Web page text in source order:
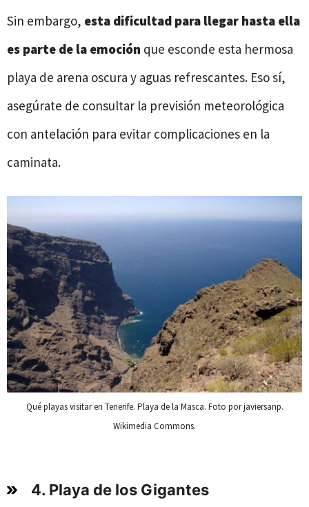
Sin embargo, esta dificultad para llegar hasta ella
es parte de la emoción que esconde esta hermosa
playa de arena oscura y aguas refrescantes. Eso sí,
asegúrate de consultar la previsión meteorológica
con antelación para evitar complicaciones en la
caminata.
Qué playas visitar en Tenerife. Playa de la Masca. Foto por javiersanp.
Wikimedia Commons.
4. Playa de los Gigantes